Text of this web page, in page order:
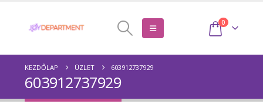
0
KEZDŐLAP ÜZLET 603912737929
603912737929